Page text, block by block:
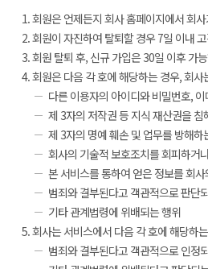
회원은 언제든지 회사 홈페이지에서 회
회원이 자진하여 탈퇴할 경우 7일 이내
회원 탈퇴 후, 신규 가입은 30일 이후 가
회원은 다음 각 호에 해당하는 경우, 회
다른 이용자의 아이디와 비밀번호,
제 3자의 저작권 등 지식 재산권을 침
제 3자의 명예 훼손 및 업무를 방해하
회사의 기술적 보호조치를 회피하거
본 서비스를 통하여 얻은 정보를 회
범죄와 결부된다고 객관적으로 판단
기타 관계법령에 위배되는 행위
회사는 서비스에서 다음 각 호에 해당하
범죄와 결부된다고 객관적으로 인정